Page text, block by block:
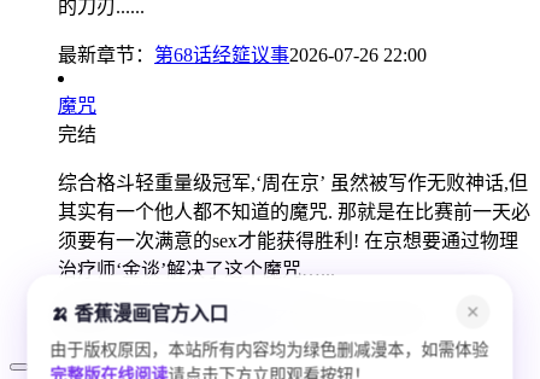
的刀刃......
最新章节： 第68话经筵议事2026-07-26 22:00
魔咒
完结
综合格斗轻重量级冠军,‘周在京’ 虽然被写作无败神话,但
其实有一个他人都不知道的魔咒. 那就是在比赛前一天必
须要有一次满意的sex才能获得胜利! 在京想要通过物理
治疗师‘金谈’解决了这个魔咒…...
最新章节：第49话破记实了
🍌 香蕉漫画官方入口 ✕
由于版权原因，本站所有内容均为绿色删减漫本，如需体验